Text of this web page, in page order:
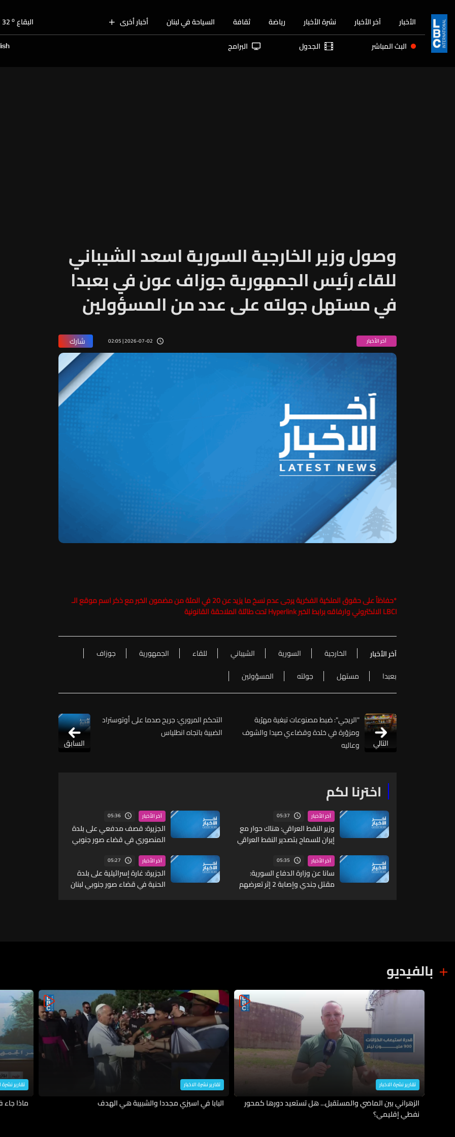
الأخبار آخر الأخبار نشرة الأخبار رياضة ثقافة السياحة في لبنان أخبار أخرى البقاع 32 o
الجنوب 29o
31 البث المباشر الجدول البرامج
وصول وزير الخارجية السورية اسعد الشيباني
للقاء رئيس الجمهورية جوزاف عون في بعبدا
في مستهل جولته على عدد من المسؤولين
آخر الأخبار 2026-07-02 | 02:05 شارك
*
حفاظاً على حقوق الملكية الفكرية يرجى عدم نسخ ما يزيد عن 20 في المئة من مضمون الخبر مع ذكر اسم موقع الـ
LBCI الالكتروني وارفاقه برابط الخبر Hyperlink تحت طائلة الملاحقة القانونية
آخر الأخبار الخارجية السورية الشيباني للقاء الجمهورية
جوزاف
بعبدا
مستهل جولته المسؤولين
التالي
"الريجي": ضبط مصنوعات تبغية مهرّبة
ومزوّرة في خلدة وقضاءي صيدا والشوف
وعاليه
التحكم المروري: جريح صدما على أوتوستراد
الضبية باتجاه انطلياس
السابق
اخترنا لكم
آخر الأخبار 05:37
وزير النفط العراقي: هناك حوار مع
إيران للسماح بتصدير النفط العراقي
آخر الأخبار 05:36
الجزيرة: قصف مدفعي على بلدة
المنصوري في قضاء صور جنوبي
آخر الأخبار 05:35
سانا عن وزارة الدفاع السورية:
مقتل جندي وإصابة 2 إثر تعرضهم
آخر الأخبار 05:27
الجزيرة: غارة إسرائيلية على بلدة
الحنية في قضاء صور جنوبي لبنان
بالفيديو
تقارير نشرة الاخبار
الزهراني بين الماضي والمستقبل... هل تستعيد دورها كمحور
نفطي إقليمي؟
تقارير نشرة الاخبار
البابا في اسيزي مجددا والشبيبة هي الهدف
تقارير نشرة
ماذا